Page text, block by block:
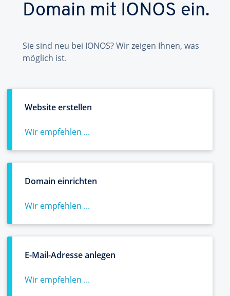
Domain mit IONOS ein.
Sie sind neu bei IONOS? Wir zeigen Ihnen, was
möglich ist.
Website erstellen
Wir empfehlen ...
Domain einrichten
Wir empfehlen ...
E-Mail-Adresse anlegen
Wir empfehlen ...